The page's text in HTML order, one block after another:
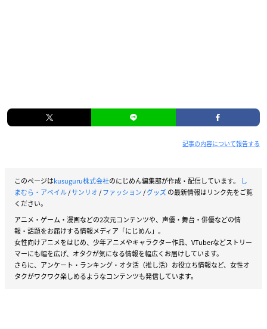
記事の内容について報告する
このページはkusuguru株式会社のにじめん編集部が作成・配信しています。
し
まむら・アベイル/サンリオ/ファッション/グッズの最新情報はリンク先をご覧
ください。
アニメ・ゲーム・漫画などの2次元コンテンツや、声優・舞台・俳優などの情
報・話題をお届けする情報メディア「にじめん」。
女性向けアニメをはじめ、少年アニメやキャラクター作品、VTuberなどストリー
マーにも幅を広げ、オタクが気になる情報を幅広くお届けしています。
さらに、アンケート・ランキング・オタ活（推し活）お役立ち情報など、女性オ
タクがワクワク楽しめるようなコンテンツも発信しています。